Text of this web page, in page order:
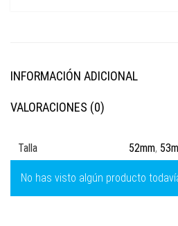
INFORMACIÓN ADICIONAL
VALORACIONES (0)
Talla 52mm,
No has visto algún producto